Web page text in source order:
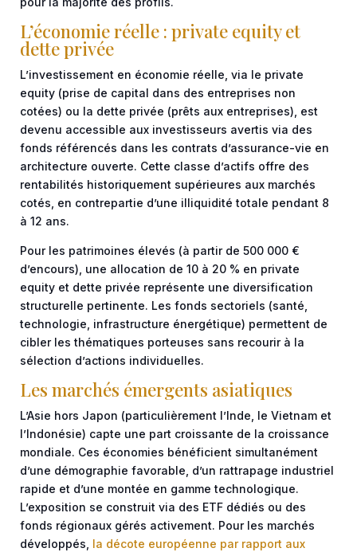
L’économie réelle : private equity et
dette privée
L’investissement en économie réelle, via le private
equity (prise de capital dans des entreprises non
cotées) ou la dette privée (prêts aux entreprises), est
devenu accessible aux investisseurs avertis via des
fonds référencés dans les contrats d’assurance-vie en
architecture ouverte. Cette classe d’actifs offre des
rentabilités historiquement supérieures aux marchés
cotés, en contrepartie d’une illiquidité totale pendant 8
à 12 ans.
Pour les patrimoines élevés (à partir de 500 000 €
d’encours), une allocation de 10 à 20 % en private
equity et dette privée représente une diversification
structurelle pertinente. Les fonds sectoriels (santé,
technologie, infrastructure énergétique) permettent de
cibler les thématiques porteuses sans recourir à la
sélection d’actions individuelles.
Les marchés émergents asiatiques
L’Asie hors Japon (particulièrement l’Inde, le Vietnam et
l’Indonésie) capte une part croissante de la croissance
mondiale. Ces économies bénéficient simultanément
d’une démographie favorable, d’un rattrapage industriel
rapide et d’une montée en gamme technologique.
L’exposition se construit via des ETF dédiés ou des
fonds régionaux gérés activement. Pour les marchés
développés, la décote européenne par rapport aux